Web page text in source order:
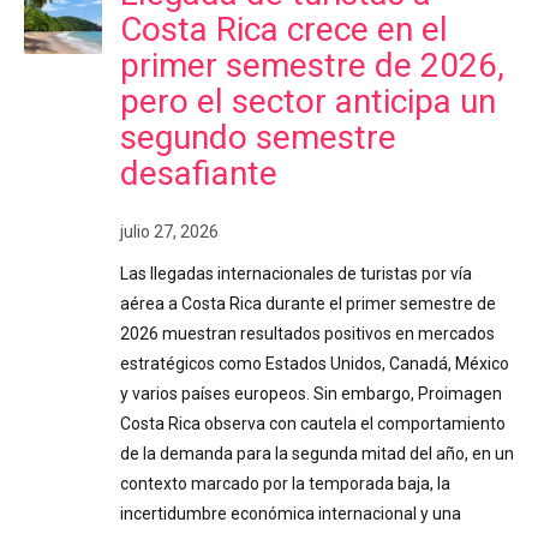
Costa Rica crece en el
primer semestre de 2026,
pero el sector anticipa un
segundo semestre
desafiante
julio 27, 2026
Las llegadas internacionales de turistas por vía
aérea a Costa Rica durante el primer semestre de
2026 muestran resultados positivos en mercados
estratégicos como Estados Unidos, Canadá, México
y varios países europeos. Sin embargo, Proimagen
Costa Rica observa con cautela el comportamiento
de la demanda para la segunda mitad del año, en un
contexto marcado por la temporada baja, la
incertidumbre económica internacional y una